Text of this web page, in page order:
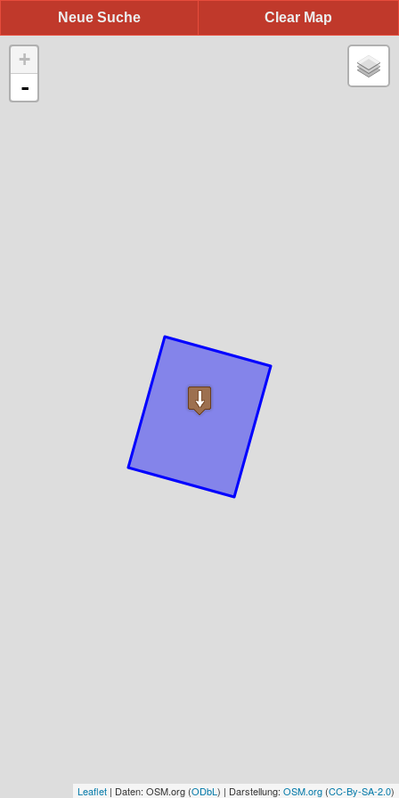
Clear Map
Neue Suche
+
-
Leaflet | Daten: OSM.org (ODbL ) | Darstellung: OSM.org (CC-By-SA-2.0)